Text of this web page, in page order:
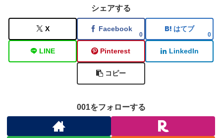
シェアする
X Facebook
0
はてブ
0
LINE Pinterest LinkedIn
コピー
001をフォローする